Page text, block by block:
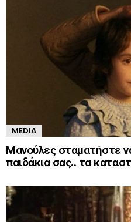
MEDIA
Mανούλες σταματήστε
παιδάκια σας.. τα